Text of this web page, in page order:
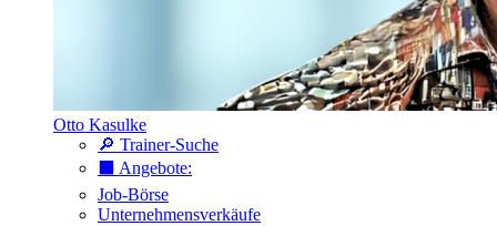
Otto Kasulke
🔎 Trainer-Suche
⬛️ Angebote:
Job-Börse
Unternehmensverkäufe